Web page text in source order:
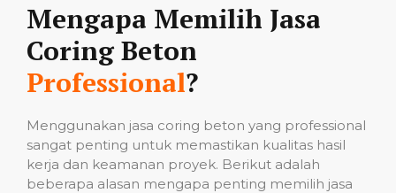
Mengapa Memilih Jasa
Coring Beton
Professional?
Menggunakan jasa coring beton yang professional
sangat penting untuk memastikan kualitas hasil
kerja dan keamanan proyek. Berikut adalah
beberapa alasan mengapa penting memilih jasa